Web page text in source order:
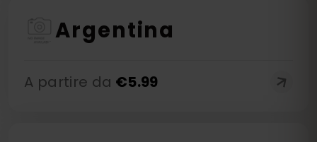
Argentina
A partire da €5.99